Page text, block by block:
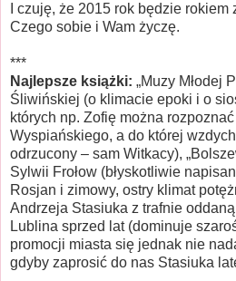
I czuję, że 2015 rok będzie
Czego sobie i Wam życzę.
***
Najlepsze książki: „Muzy Młodej
Śliwińskiej (o klimacie epoki i o
których np. Zofię można
Wyspiańskiego, a do której
odrzucony – sam Witkacy),
Sylwii Frołow (błyskotliwie
Rosjan i zimowy, ostry klimat
Andrzeja Stasiuka z trafnie
Lublina sprzed lat (dominuje
promocji miasta się jednak nie
gdyby zaprosić do nas Stasiuka